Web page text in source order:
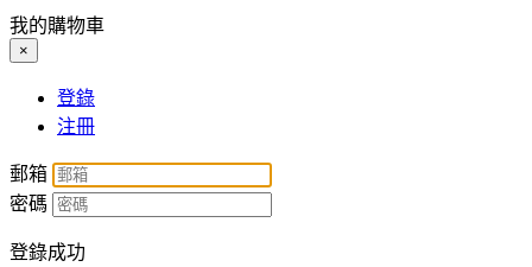
我的購物車
×
登錄
注冊
郵箱
密碼
登錄成功